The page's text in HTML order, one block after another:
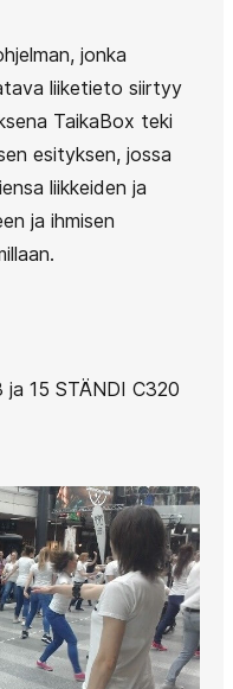
jonka
liiketieto siirtyy
TaikaBox teki
esityksen, jossa
liikkeiden ja
ja ihmisen
ja 15 STÄNDI C320